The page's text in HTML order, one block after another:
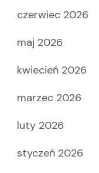
czerwiec 2026
maj 2026
kwiecień 2026
marzec 2026
luty 2026
styczeń 2026